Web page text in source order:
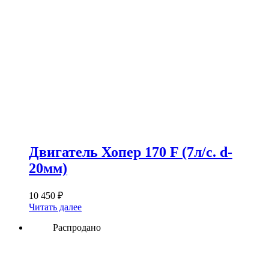
Двигатель Хопер 170 F (7л/с. d-
20мм)
10 450 ₽
Читать далее
Распродано